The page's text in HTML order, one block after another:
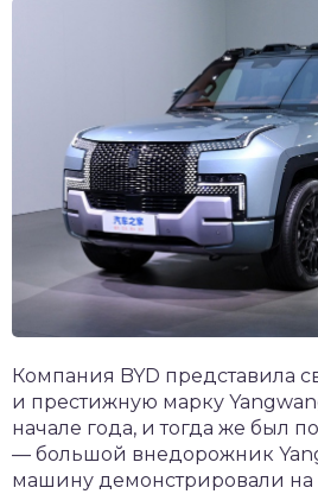
Компания BYD представила
и престижную марку
начале года, и тогда же был
— большой внедорожник
машину демонстрировали на